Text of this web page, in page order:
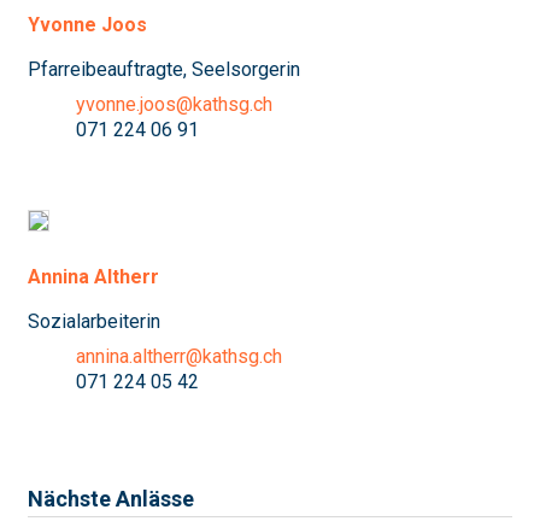
Yvonne Joos
Pfarreibeauftragte, Seelsorgerin
yvonne.joos@kathsg.ch
071 224 06 91
Annina Altherr
Sozialarbeiterin
annina.altherr@kathsg.ch
071 224 05 42
Nächste Anlässe